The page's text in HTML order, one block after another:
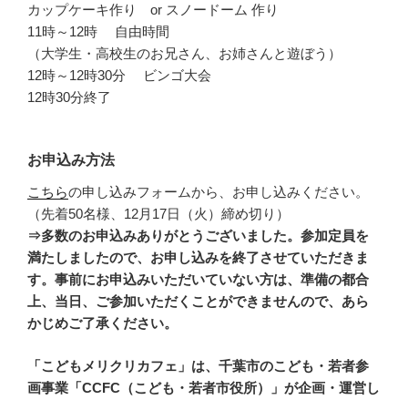
カップケーキ作り or スノードーム 作り
11時～12時 自由時間
（大学生・高校生のお兄さん、お姉さんと遊ぼう）
12時～12時30分 ビンゴ大会
12時30分終了
お申込み方法
こちらの申し込みフォームから、お申し込みください。
（先着50名様、12月17日（火）締め切り）
⇒多数のお申込みありがとうございました。参加定員を
満たしましたので、お申し込みを終了させていただきま
す。事前にお申込みいただいていない方は、準備の都合
上、当日、ご参加いただくことができませんので、あら
かじめご了承ください。
「こどもメリクリカフェ」は、千葉市のこども・若者参
画事業「CCFC（こども・若者市役所）」が企画・運営し